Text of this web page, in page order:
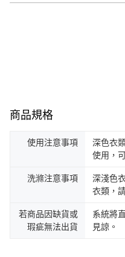
商品規格
使用注意事項
深色衣
使用，
洗滌注意事項
深淺色
衣類，
若商品因缺貨或
瑕疵無法出貨
系統將
見諒。